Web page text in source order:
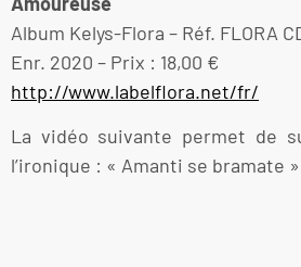
Album Kelys-Flora – Réf. FLORA
Enr. 2020 – Prix : 18,00 €
http://www.labelflora.net/fr/
La vidéo suivante permet de
l’ironique : « Amanti se bramate »